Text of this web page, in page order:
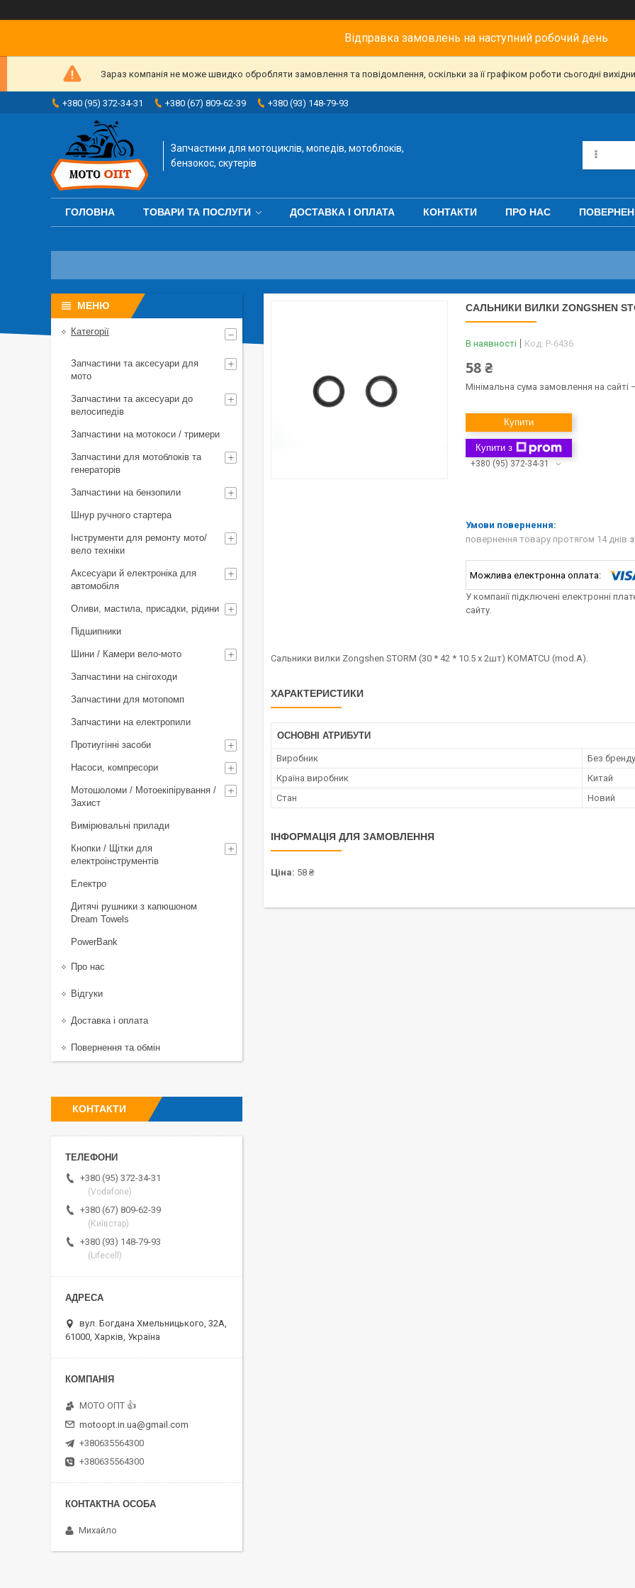
Відправка замовлень на наступний робочий день
Зараз компанія не може швидко обробляти замовлення та повідомлення, оскільки за її графіком роботи сьогодні
+380 (95) 372-34-31 +380 (67) 809-62-39 +380 (93) 148-79-93
Запчастини для мотоциклів, мопедів, мотоблоків,
бензокос, скутерів
ГОЛОВНА ТОВАРИ ТА ПОСЛУГИ ДОСТАВКА І ОПЛАТА КОНТАКТИ ПРО НАС
САЛЬНИКИ ВИЛКИ ZONGSHEN
В наявності Код: P-6436
58 ₴
Мінімальна сума замовлення на сайті
Купити
Купити з
+380 (95) 372-34-31
повернення товару протягом 14 днів
У компанії підключені електронні
сайту.
Сальники вилки Zongshen STORM (30 * 42 * 10.5 х 2шт) KOMATCU (mod.A).
ХАРАКТЕРИСТИКИ
ОСНОВНІ АТРИБУТИ
Виробник
Без бренду
Країна виробник
Китай
Стан
Новий
ІНФОРМАЦІЯ ДЛЯ ЗАМОВЛЕННЯ
Ціна: 58 ₴
Категорії
Запчастини та аксесуари для
мото
Запчастини та аксесуари до
велосипедів
Запчастини на мотокоси / тримери
Запчастини для мотоблоків та
генераторів
Запчастини на бензопили
Шнур ручного стартера
Інструменти для ремонту мото/
вело техніки
Аксесуари й електроніка для
автомобіля
Оливи, мастила, присадки, рідини
Підшипники
Шини / Камери вело-мото
Запчастини на снігоходи
Запчастини для мотопомп
Запчастини на електропили
Протиугінні засоби
Насоси, компресори
Мотошоломи / Мотоекіпірування /
Захист
Вимірювальні прилади
Кнопки / Щітки для
електроінструментів
Електро
Дитячі рушники з капюшоном
Dream Towels
PowerBank
Про нас
Відгуки
Доставка і оплата
Повернення та обмін
КОНТАКТИ
+380 (95) 372-34-31
(Vodafone)
+380 (67) 809-62-39
(Київстар)
+380 (93) 148-79-93
(Lifecell)
вул. Богдана Хмельницького, 32А,
61000, Харків, Україна
MOTO OПT 👍
motoopt.in.ua@gmail.com
+380635564300
+380635564300
Михайло